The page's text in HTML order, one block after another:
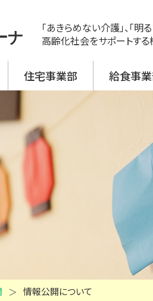
ナ
「あきらめない介護」、「明
高齢化社会をサポートする
ス 新神戸
ス 大開
ス 野口
ス 加古川西
ス 高砂
事業所
介護
住宅事業部 給食事
情報公開について